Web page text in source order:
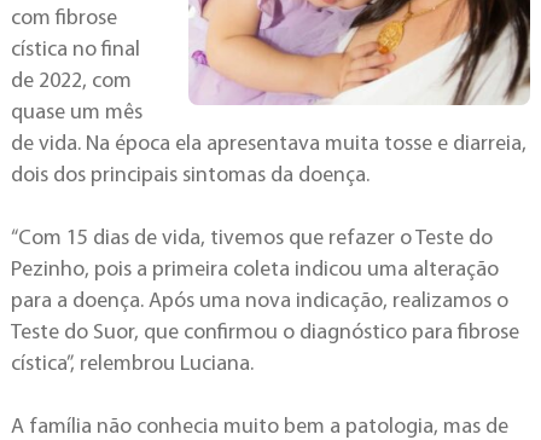
com fibrose
cística no final
de 2022, com
quase um mês
de vida. Na época ela apresentava muita tosse e diarreia,
dois dos principais sintomas da doença.
“Com 15 dias de vida, tivemos que refazer o Teste do
Pezinho, pois a primeira coleta indicou uma alteração
para a doença. Após uma nova indicação, realizamos o
Teste do Suor, que confirmou o diagnóstico para fibrose
cística”, relembrou Luciana.
A família não conhecia muito bem a patologia, mas de